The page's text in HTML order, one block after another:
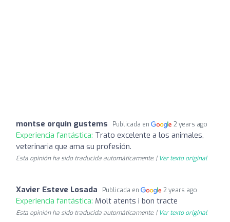
montse orquin gustems Publicada en 2 years ago
Experiencia fantástica: Trato excelente a los animales,
veterinaria que ama su profesión.
Esta opinión ha sido traducida automáticamente. | Ver texto original
Xavier Esteve Losada Publicada en 2 years ago
Experiencia fantástica: Molt atents i bon tracte
Esta opinión ha sido traducida automáticamente. | Ver texto original